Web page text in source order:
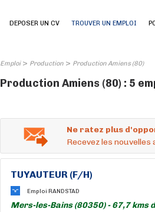
DEPOSER UN CV TROUVER UN EMPLOI
Emploi> Production > Production Amiens (80)
Production Amiens (80) : 5
Ne ratez plus
Recevez les
TUYAUTEUR (F/H)
Emploi RANDSTAD
Mers-les-Bains (80350) - 67,7 kms